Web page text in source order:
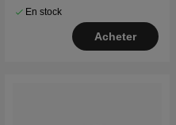
En stock
Acheter